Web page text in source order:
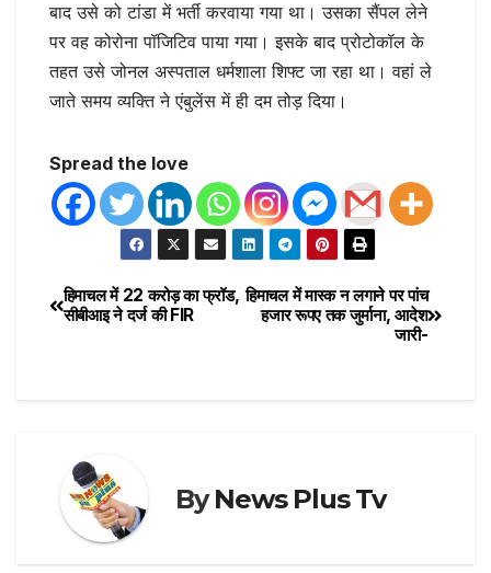
बाद उसे को टांडा में भर्ती करवाया गया था। उसका सैंपल लेने
पर वह कोरोना पॉजिटिव पाया गया। इसके बाद प्रोटोकॉल के
तहत उसे जोनल अस्पताल धर्मशाला शिफ्ट जा रहा था। वहां ले
जाते समय व्यक्ति ने एंबुलेंस में ही दम तोड़ दिया।
Spread the love
हिमाचल में मास्क न लगाने पर पांच
हजार रूपए तक जुर्माना, आदेश
जारी-
हिमाचल में 22 करोड़ का फ्रॉड,
सीबीआइ ने दर्ज की FIR
ByNews Plus Tv